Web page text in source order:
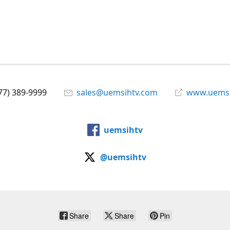
389-9999 sales@uemsihtv.com
uemsihtv
@uemsihtv
Share Share Pin